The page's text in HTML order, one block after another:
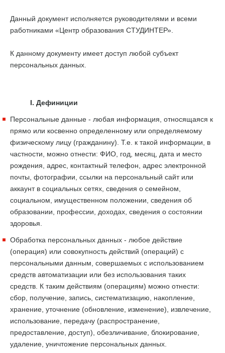
Данный документ исполняется руководителями и всеми
работниками «Центр образования СТУДИНТЕР».
К данному документу имеет доступ любой субъект
персональных данных.
I. Дефиниции
Персональные данные - любая информация, относящаяся к
прямо или косвенно определенному или определяемому
физическому лицу (гражданину). Т.е. к такой информации, в
частности, можно отнести: ФИО, год, месяц, дата и место
рождения, адрес, контактный телефон, адрес электронной
почты, фотографии, ссылки на персональный сайт или
аккаунт в социальных сетях, сведения о семейном,
социальном, имущественном положении, сведения об
образовании, профессии, доходах, сведения о состоянии
здоровья.
Обработка персональных данных - любое действие
(операция) или совокупность действий (операций) с
персональными данным, совершаемых с использованием
средств автоматизации или без использования таких
средств. К таким действиям (операциям) можно отнести:
сбор, получение, запись, систематизацию, накопление,
хранение, уточнение (обновление, изменение), извлечение,
использование, передачу (распространение,
предоставление, доступ), обезличивание, блокирование,
удаление, уничтожение персональных данных.